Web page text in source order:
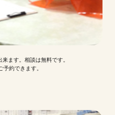
ます。相談は無料です。
約できます。